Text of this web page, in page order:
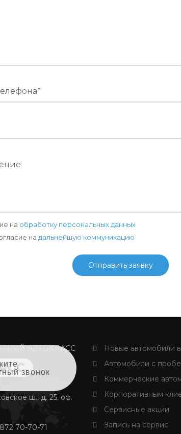
на обработку персональных данных
на дальнейшую коммуникацию
Отправить заявку
АВТОКЛАСС
ш., д. 25, оф.
70-70-71
Новые автомобили
Автомобили с
Коммерческие
Корпоративным
Сервисные акции
Запись на сервис
звонок